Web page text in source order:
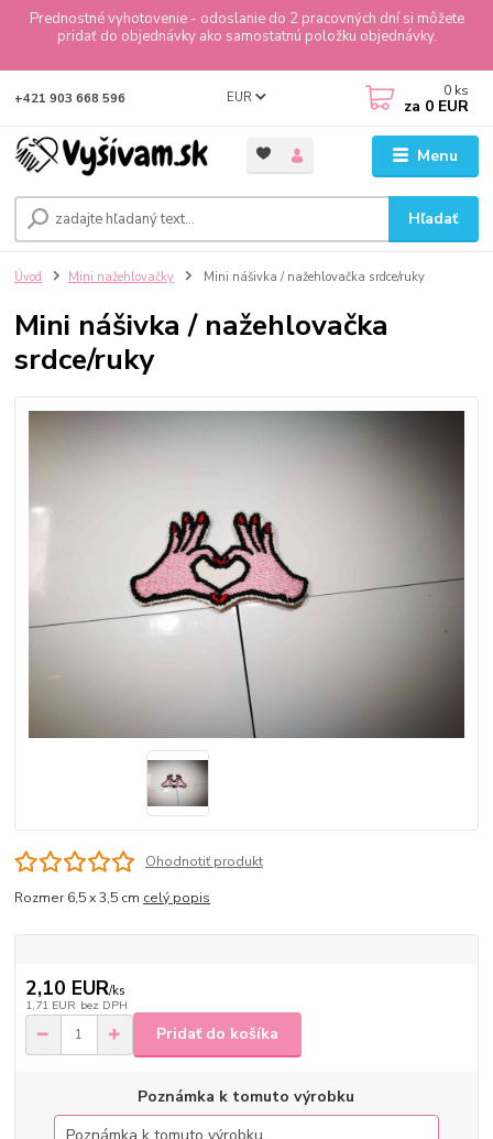
Prednostné vyhotovenie - odoslanie do 2 pracovných dní si môžete
pridať do objednávky ako samostatnú položku objednávky.
Menu
EUR
Hľadať
+421 903 668 596 0 ks
za 0 EUR
Úvod Mini nažehlovačky Mini nášivka / nažehlovačka srdce/ruky
Mini nášivka / nažehlovačka
srdce/ruky
Ohodnotiť produkt
Rozmer 6,5 x 3,5 cm celý popis
2,10 EUR/ks
1,71 EUR bez DPH
Pridať do košíka
Poznámka k tomuto výrobku